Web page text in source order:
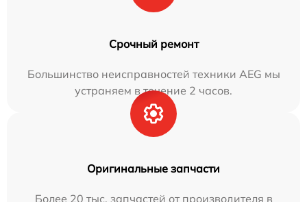
Срочный ремонт
Большинство неисправностей техники AEG мы
устраняем в течение 2 часов.
Оригинальные запчасти
Более 20 тыс. запчастей от производителя в